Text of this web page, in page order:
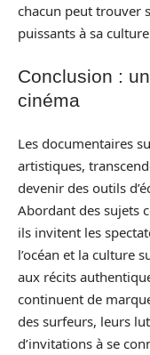
chacun peut trouver
puissants à sa
Conclusion :
cinéma
Les documentaires
artistiques,
devenir des outils
Abordant des sujets
ils invitent les
l’océan et la culture
aux récits
continuent de
des surfeurs, leurs
d’invitations à se